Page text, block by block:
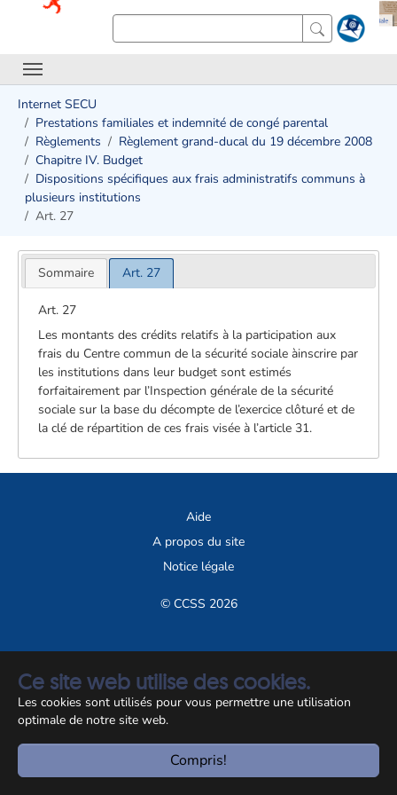
Ce site web utilise des cookies.
Les cookies sont utilisés pour vous permettre une utilisation
optimale de notre site web.
Compris!
Internet SECU
Prestations familiales et indemnité de congé parental
Règlements
Règlement grand-ducal du 19 décembre 2008
Chapitre IV. Budget
Dispositions spécifiques aux frais administratifs communs à
plusieurs institutions
Art. 27
Sommaire Art. 27
Art. 27
Les montants des crédits relatifs à la participation aux
frais du Centre commun de la sécurité sociale àinscrire par
les institutions dans leur budget sont estimés
forfaitairement par l’Inspection générale de la sécurité
sociale sur la base du décompte de l’exercice clôturé et de
la clé de répartition de ces frais visée à l’article 31.
Aide
A propos du site
Notice légale
© CCSS 2026